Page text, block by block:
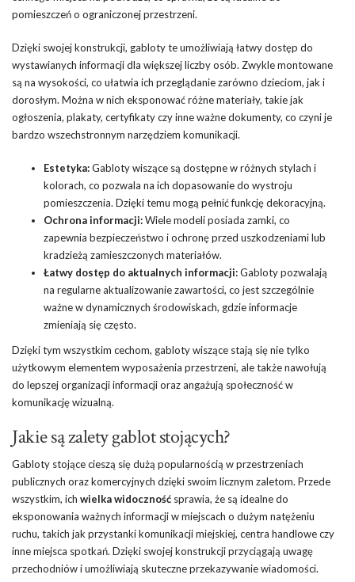
pomieszczeń o ograniczonej przestrzeni.
Dzięki swojej konstrukcji, gabloty te umożliwiają łatwy dostęp do
wystawianych informacji dla większej liczby osób. Zwykle montowane
są na wysokości, co ułatwia ich przeglądanie zarówno dzieciom, jak i
dorosłym. Można w nich eksponować różne materiały, takie jak
ogłoszenia, plakaty, certyfikaty czy inne ważne dokumenty, co czyni je
bardzo wszechstronnym narzędziem komunikacji.
Estetyka:Gabloty wiszące są dostępne w różnych stylach i
kolorach, co pozwala na ich dopasowanie do wystroju
pomieszczenia. Dzięki temu mogą pełnić funkcję dekoracyjną.
Ochrona informacji:Wiele modeli posiada zamki, co
zapewnia bezpieczeństwo i ochronę przed uszkodzeniami lub
kradzieżą zamieszczonych materiałów.
Łatwy dostęp do aktualnych informacji:Gabloty pozwalają
na regularne aktualizowanie zawartości, co jest szczególnie
ważne w dynamicznych środowiskach, gdzie informacje
zmieniają się często.
Dzięki tym wszystkim cechom, gabloty wiszące stają się nie tylko
użytkowym elementem wyposażenia przestrzeni, ale także nawołują
do lepszej organizacji informacji oraz angażują społeczność w
komunikację wizualną.
Jakie są zalety gablot stojących?
Gabloty stojące cieszą się dużą popularnością w przestrzeniach
publicznych oraz komercyjnych dzięki swoim licznym zaletom. Przede
wszystkim, ich wielka widoczność sprawia, że są idealne do
eksponowania ważnych informacji w miejscach o dużym natężeniu
ruchu, takich jak przystanki komunikacji miejskiej, centra handlowe czy
inne miejsca spotkań. Dzięki swojej konstrukcji przyciągają uwagę
przechodniów i umożliwiają skuteczne przekazywanie wiadomości.